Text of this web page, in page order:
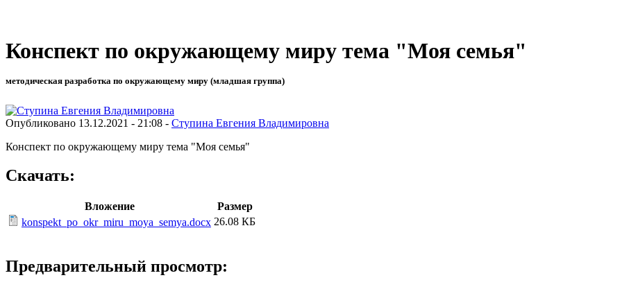
Конспект по окружающему миру тема "Моя семья"
методическая разработка по окружающему миру (младшая группа)
Опубликовано 13.12.2021 - 21:08 - Ступина Евгения Владимировна
Конспект по окружающему миру тема "Моя семья"
Скачать:
Вложение
Размер
konspekt_po_okr_miru_moya_semya.docx 26.08 КБ
Предварительный просмотр: